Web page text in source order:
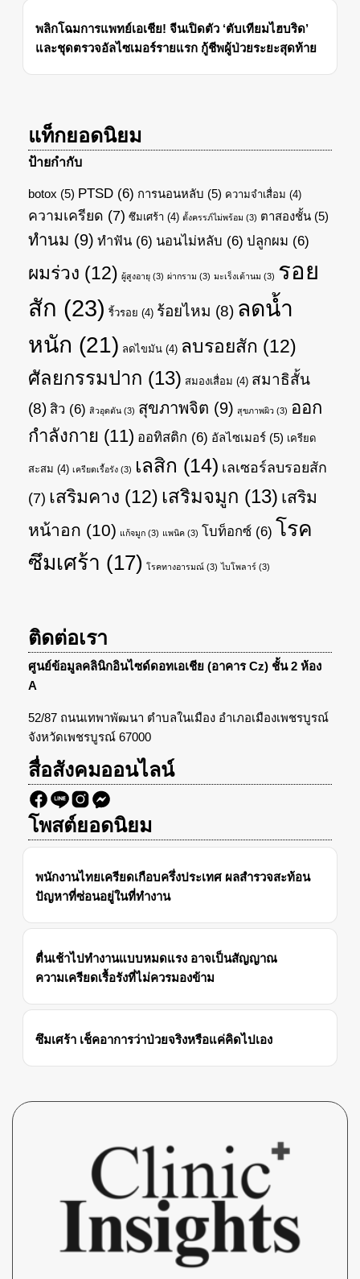
พลิกโฉมการแพทย์เอเชีย! จีนเปิดตัว ‘ตับเทียมไฮบริด’
และชุดตรวจอัลไซเมอร์รายแรก กู้ชีพผู้ป่วยระยะสุดท้าย
แท็กยอดนิยม
ป้ายกำกับ
botox (5) PTSD (6) การนอนหลับ (5) ความจำเสื่อม (4)
ความเครียด (7) ซึมเศร้า (4) ตั้งครรภ์ไม่พร้อม (3) ตาสองชั้น (5)
ทำนม (9) ทำฟัน (6) นอนไม่หลับ (6) ปลูกผม (6)
ผมร่วง (12) ผู้สูงอายุ (3) ผ่ากราม (3) มะเร็งเต้านม (3) รอย
สัก (23) ริ้วรอย (4) ร้อยไหม (8) ลดน้ำ
หนัก (21) ลดไขมัน (4) ลบรอยสัก (12)
ศัลยกรรมปาก (13) สมองเสื่อม (4) สมาธิสั้น
(8) สิว (6) สิวอุดตัน (3) สุขภาพจิต (9) สุขภาพผิว (3) ออก
กำลังกาย (11) ออทิสติก (6) อัลไซเมอร์ (5) เครียด
สะสม (4) เครียดเรื้อรัง (3) เลสิก (14) เลเซอร์ลบรอยสัก
(7) เสริมคาง (12) เสริมจมูก (13) เสริม
หน้าอก (10) แก้จมูก (3) แพนิค (3) โบท็อกซ์ (6) โรค
ซึมเศร้า (17) โรคทางอารมณ์ (3) ไบโพลาร์ (3)
ติดต่อเรา
ศูนย์ข้อมูลคลินิกอินไซด์ดอทเอเชีย (อาคาร Cz) ชั้น 2 ห้อง
A
52/87 ถนนเทพาพัฒนา ตำบลในเมือง อำเภอเมืองเพชรบูรณ์
จังหวัดเพชรบูรณ์ 67000
สื่อสังคมออนไลน์
โพสต์ยอดนิยม
พนักงานไทยเครียดเกือบครึ่งประเทศ ผลสำรวจสะท้อน
ปัญหาที่ซ่อนอยู่ในที่ทำงาน
ตื่นเช้าไปทำงานแบบหมดแรง อาจเป็นสัญญาณ
ความเครียดเรื้อรังที่ไม่ควรมองข้าม
ซึมเศร้า เช็คอาการว่าป่วยจริงหรือแค่คิดไปเอง